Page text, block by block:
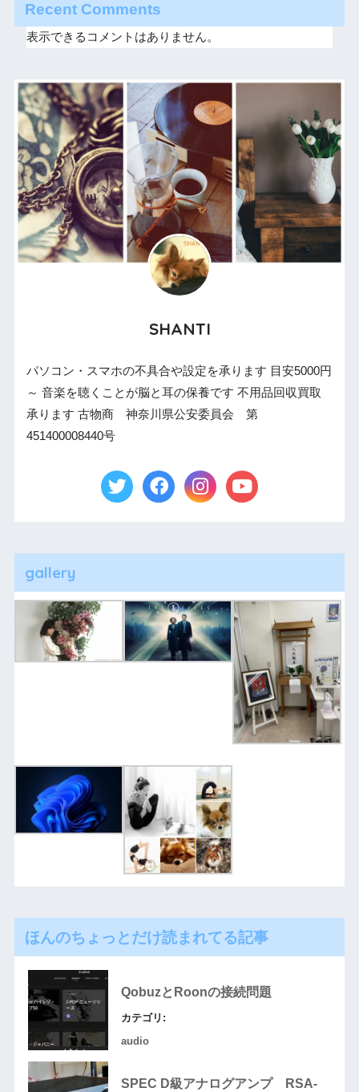
Recent Comments
表示できるコメントはありません。
SHANTI
パソコン・スマホの不具合や設定を承ります 目安5000円
～ 音楽を聴くことが脳と耳の保養です 不用品回収買取
承ります 古物商 神奈川県公安委員会 第
451400008440号
gallery
ほんのちょっとだけ読まれてる記事
QobuzとRoonの接続問題
カテゴリ:
audio
SPEC D級アナログアンプ RSA-